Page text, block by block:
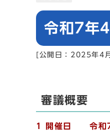
令和7年
[公開日：2025年4
審議概要
1 開催日 令和7